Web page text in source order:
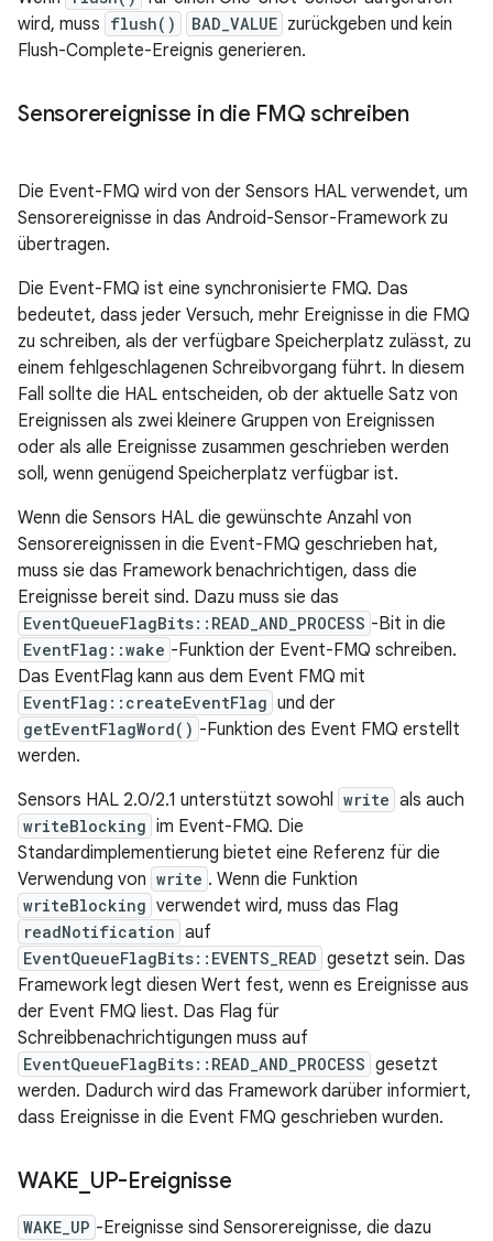
wird, muss flush() BAD_VALUE zurückgeben und kein
Flush-Complete-Ereignis generieren.
Sensorereignisse in die FMQ schreiben
Die Event-FMQ wird von der Sensors HAL verwendet, um
Sensorereignisse in das Android-Sensor-Framework zu
übertragen.
Die Event-FMQ ist eine synchronisierte FMQ. Das
bedeutet, dass jeder Versuch, mehr Ereignisse in die FMQ
zu schreiben, als der verfügbare Speicherplatz zulässt, zu
einem fehlgeschlagenen Schreibvorgang führt. In diesem
Fall sollte die HAL entscheiden, ob der aktuelle Satz von
Ereignissen als zwei kleinere Gruppen von Ereignissen
oder als alle Ereignisse zusammen geschrieben werden
soll, wenn genügend Speicherplatz verfügbar ist.
Wenn die Sensors HAL die gewünschte Anzahl von
Sensorereignissen in die Event-FMQ geschrieben hat,
muss sie das Framework benachrichtigen, dass die
Ereignisse bereit sind. Dazu muss sie das
EventQueueFlagBits::READ_AND_PROCESS -Bit in die
EventFlag::wake -Funktion der Event-FMQ schreiben.
Das EventFlag kann aus dem Event FMQ mit
EventFlag::createEventFlag und der
getEventFlagWord() -Funktion des Event FMQ erstellt
werden.
Sensors HAL 2.0/2.1 unterstützt sowohl write als auch
writeBlocking im Event-FMQ. Die
Standardimplementierung bietet eine Referenz für die
Verwendung von write . Wenn die Funktion
writeBlocking verwendet wird, muss das Flag
readNotification auf
EventQueueFlagBits::EVENTS_READ gesetzt sein. Das
Framework legt diesen Wert fest, wenn es Ereignisse aus
der Event FMQ liest. Das Flag für
Schreibbenachrichtigungen muss auf
EventQueueFlagBits::READ_AND_PROCESS gesetzt
werden. Dadurch wird das Framework darüber informiert,
dass Ereignisse in die Event FMQ geschrieben wurden.
WAKE UP-Ereignisse
WAKE_UP -Ereignisse sind Sensorereignisse, die dazu